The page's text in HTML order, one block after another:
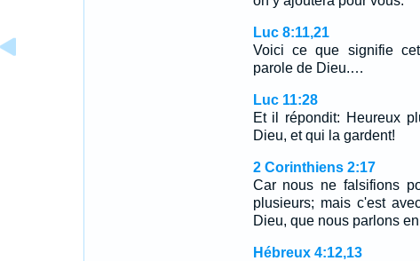
Luc 8:11,21
Voici ce que signifie
parole de Dieu.…
Luc 11:28
Et il répondit: Heureux
Dieu, et qui la gardent!
2 Corinthiens 2:17
Car nous ne falsifions
plusieurs; mais c'est
Dieu, que nous parlons
Hébreux 4:12,13